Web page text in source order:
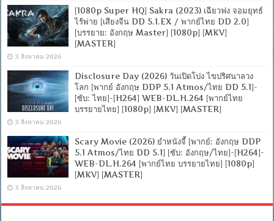
[1080p Super HQ] Sakra (2023) เฉียวฟง จอมยุทธ์
ไร้พ่าย [เสียงจีน DD 5.1.EX / พากย์ไทย DD 2.0]
[บรรยาย: อังกฤษ Master] [1080p] [MKV]
[MASTER]
3 สิงหาคม 2026
Disclosure Day (2026) วันเปิดโปง ไขปริศนาลวง
โลก [พากย์ อังกฤษ DDP 5.1 Atmos/ไทย DD 5.1]-
[ซับ: ไทย]-[H264] WEB-DL.H.264 [พากย์ไทย
บรรยายไทย] [1080p] [MKV] [MASTER]
3 สิงหาคม 2026
Scary Movie (2026) ยำหนังจี้ [พากย์: อังกฤษ DDP
5.1 Atmos/ไทย DD 5.1] [ซับ: อังกฤษ/ไทย]-[H264]-
WEB-DL.H.264 [พากย์ไทย บรรยายไทย] [1080p]
[MKV] [MASTER]
3 สิงหาคม 2026